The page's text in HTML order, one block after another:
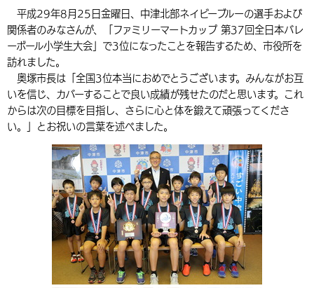
英語（English） 中国語（簡体字）
中国語（繁体字）
組織案内
税金 住宅・インフラ
環境・衛生 生涯学習・スポーツ・人権
選挙 外国人の方向け情報
農林水産業 税金
都市整備
施設情報 子どもを預ける
手当・助成 健康・医療
相談・支援・情報 計画・施策
観光・移住
観光なび スポットを探す
遊ぶ・体験する グルメ・食べる
買う・おみやげ 四季のイベント・祭り
市政情報
中津市について 市役所の紹介
地方創生・地域活性化 広報・広聴
平成29年8月25日金曜日、中津北部ネイビーブルーの選手および
関係者のみなさんが、「ファミリーマートカップ 第37回全日本バレ
ーボール小学生大会」で3位になったことを報告するため、市役所を
訪れました。
奥塚市長は「全国3位本当におめでとうございます。みんながお互
いを信じ、カバーすることで良い成績が残せたのだと思います。これ
からは次の目標を目指し、さらに心と体を鍛えて頑張ってくださ
い。」とお祝いの言葉を述べました。